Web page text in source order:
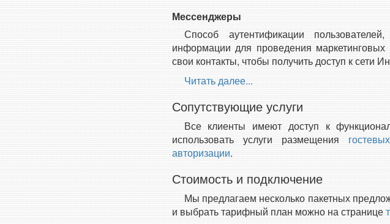
Мессенджеры
Способ аутентификации
информации для проведения маркетинговых
свои контакты, чтобы получить доступ к сети
Читать далее...
Сопутствующие услуги
Все клиенты имеют доступ к
использовать услуги размещения
авторизации.
Стоимость и подключение
Мы предлагаем несколько пакетных
и выбрать тарифный план можно на странице